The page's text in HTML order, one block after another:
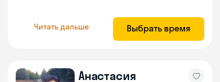
Читать дальше Выбрать время
Анастасия